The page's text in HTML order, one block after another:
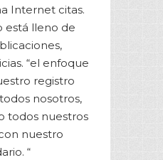
Internet citas.
está lleno de
“el enfoque
registro
nosotros,
todos nuestros
nuestro
“